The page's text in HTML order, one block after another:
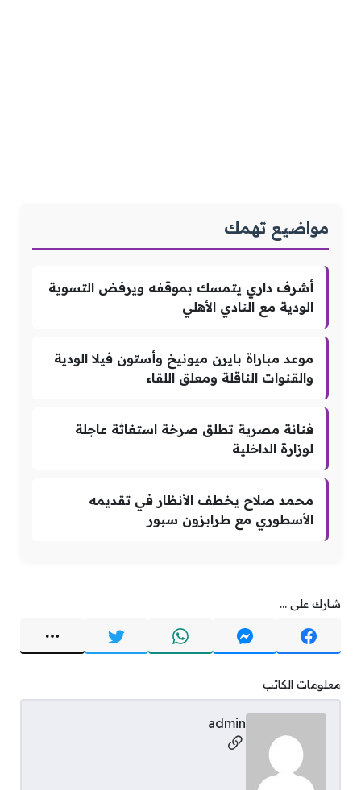
مواضيع تهمك
أشرف داري يتمسك بموقفه ويرفض التسوية
الودية مع النادي الأهلي
موعد مباراة بايرن ميونيخ وأستون فيلا الودية
والقنوات الناقلة ومعلق اللقاء
فنانة مصرية تطلق صرخة استغاثة عاجلة
لوزارة الداخلية
محمد صلاح يخطف الأنظار في تقديمه
الأسطوري مع طرابزون سبور
شارك على ...
معلومات الكاتب
admin
مواقع التواصل